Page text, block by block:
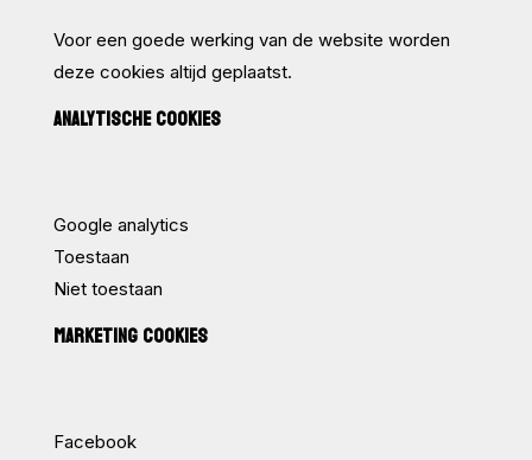
Voor een goede werking van de website worden
deze cookies altijd geplaatst.
ANALYTISCHE COOKIES
Google analytics
Toestaan
Niet toestaan
MARKETING COOKIES
Facebook